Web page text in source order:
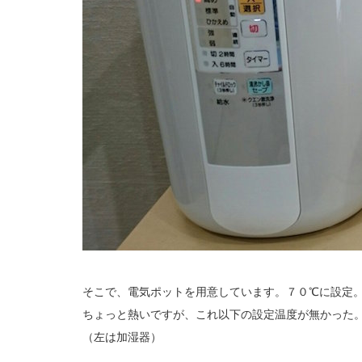
そこで、電気ポットを用意しています。７０℃に設定
ちょっと熱いですが、これ以下の設定温度が無かった
（左は加湿器）